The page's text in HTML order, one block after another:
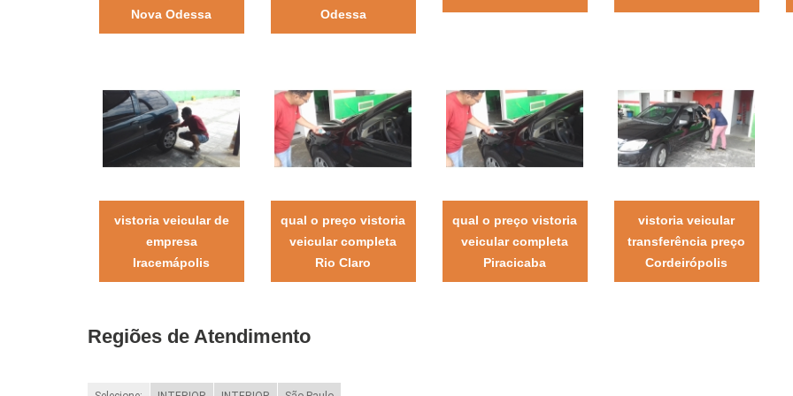
Nova Odessa
Odessa
vistoria veicular de
empresa
Iracemápolis
qual o preço vistoria
veicular completa
Rio Claro
qual o preço vistoria
veicular completa
Piracicaba
vistoria veicular
transferência preço
Cordeirópolis
Regiões de Atendimento